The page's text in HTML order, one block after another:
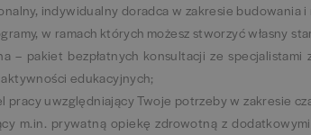
indywidualny doradca w zakresie budowania
w ramach których możesz stworzyć własny
– pakiet bezpłatnych konsultacji ze
edukacyjnych;
pracy uwzględniający Twoje potrzeby w zakresie
m.in. prywatną opiekę zdrowotną z